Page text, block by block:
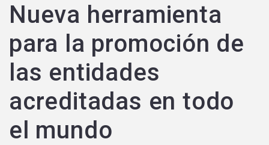
Nueva herramienta
para la promoción de
las entidades
acreditadas en todo
el mundo